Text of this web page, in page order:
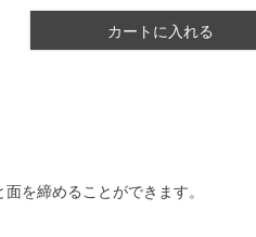
カートに入れる
を締めることができます。